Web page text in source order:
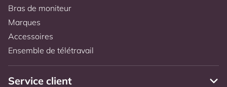
Bras de moniteur
Marques
Accessoires
Ensemble de télétravail
Service client